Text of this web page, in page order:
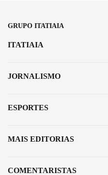
GRUPO ITATIAIA
ITATIAIA
JORNALISMO
ESPORTES
MAIS EDITORIAS
COMENTARISTAS